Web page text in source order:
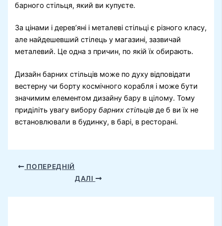
барного стільця, який ви купуєте.
За цінами і дерев’яні і металеві стільці є різного класу,
але найдешевший стілець у магазині, зазвичай
металевий. Це одна з причин, по якій їх обирають.
Дизайн барних стільців може по духу відповідати
вестерну чи борту космічного корабля і може бути
значимим елементом дизайну бару в цілому. Тому
приділіть увагу виборубарних стільців де б ви їх не
встановлювали в будинку, в барі, в ресторані.
ПОПЕРЕДНІЙ
ДАЛІ